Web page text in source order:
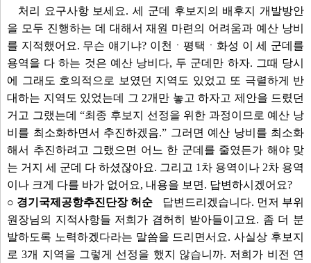
처리 요구사항 보세요. 세 군데 후보지의 배후지 개발방안
을 모두 진행하는 데 대해서 재원 마련의 어려움과 예산 낭비
를 지적했어요. 무슨 얘기냐? 이천ㆍ평택ㆍ화성 이 세 군데를
용역을 다 하는 것은 예산 낭비다, 두 군데만 하자. 그때 당시
에 그래도 호의적으로 보였던 지역도 있었고 또 극렬하게 반
대하는 지역도 있었는데 그 2개만 놓고 하자고 제안을 드렸던
거고 그랬는데 “최종 후보지 선정을 위한 과정이므로 예산 낭
비를 최소화하면서 추진하겠음.” 그러면 예산 낭비를 최소화
해서 추진하려고 그랬으면 어느 한 군데를 줄였든가 해야 맞
는 거지 세 군데 다 하셨잖아요. 그리고 1차 용역이나 2차 용역
이나 크게 다를 바가 없어요, 내용을 보면. 답변하시겠어요?
○ 경기국제공항추진단장 허순
답변드리겠습니다. 먼저 부위
원장님의 지적사항들 저희가 겸허히 받아들이고요. 좀 더 분
발하도록 노력하겠다라는 말씀을 드리면서요. 사실상 후보지
로 3개 지역을 그렇게 선정을 했지 않습니까. 저희가 비전 연